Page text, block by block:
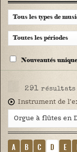
Nouveautés
291 résultats
Instrument de
A B C D E